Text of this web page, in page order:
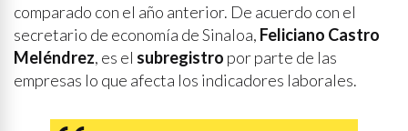
comparado con el año anterior. De acuerdo con el
secretario de economía de Sinaloa, Feliciano Castro
Meléndrez, es el subregistro por parte de las
empresas lo que afecta los indicadores laborales.